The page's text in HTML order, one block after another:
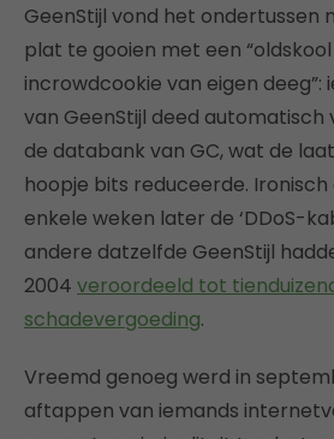
GeenStijl vond het ondertussen
plat te gooien met een
incrowdcookie van eigen deeg”:
van GeenStijl deed automatisch
de databank van GC, wat de
hoopje bits reduceerde.
enkele weken later de ‘DDoS-
andere datzelfde GeenStijl
2004 veroordeeld tot
schadevergoeding.
Vreemd genoeg werd in
aftappen van iemands